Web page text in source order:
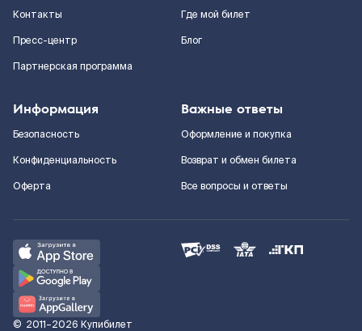
Контакты
Пресс-центр
Партнерская программа
Где мой билет
Блог
Информация
Безопасность
Конфиденциальность
Оферта
Важные ответы
Оформление и покупка
Возврат и обмен билета
Все вопросы и ответы
© 2011–2026 Купибилет